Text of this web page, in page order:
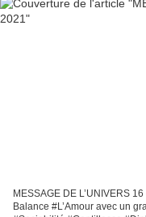
MESSAGE DE L’UNIVERS
Balance #L’Amour avec un